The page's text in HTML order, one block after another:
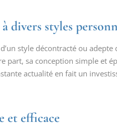
divers styles
style décontracté ou
part, sa conception simple et
actualité en fait un
et efficace